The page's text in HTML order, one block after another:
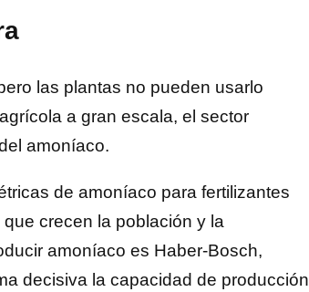
las plantas no pueden usarlo
a gran escala, el sector
amoníaco.
de amoníaco para fertilizantes
crecen la población y la
amoníaco es Haber-Bosch,
decisiva la capacidad de producción